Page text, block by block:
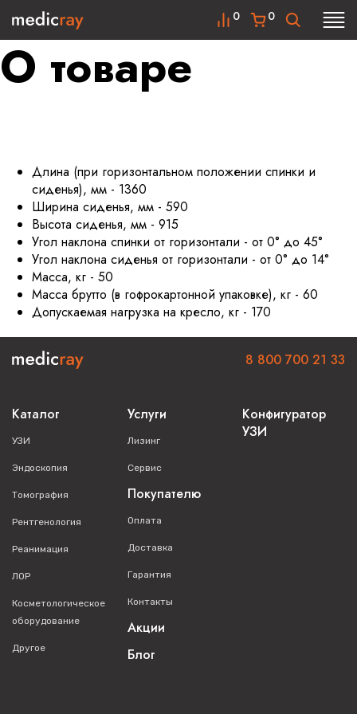
0
0
О товаре
Длина (при горизонтальном положении спинки и
сиденья), мм - 1360
Ширина сиденья, мм - 590
Высота сиденья, мм - 915
Угол наклона спинки от горизонтали - от 0° до 45°
Угол наклона сиденья от горизонтали - от 0° до 14°
Масса, кг - 50
Масса брутто (в гофрокартонной упаковке), кг - 60
Допускаемая нагрузка на кресло, кг - 170
Каталог
УЗИ
Эндоскопия
Томография
Рентгенология
Реанимация
ЛОР
Косметологическое
оборудование
Другое
Услуги
Лизинг
Сервис
Покупателю
Оплата
Доставка
Гарантия
Контакты
Акции
Блог
Конфигуратор
УЗИ
8 800 700 21 33